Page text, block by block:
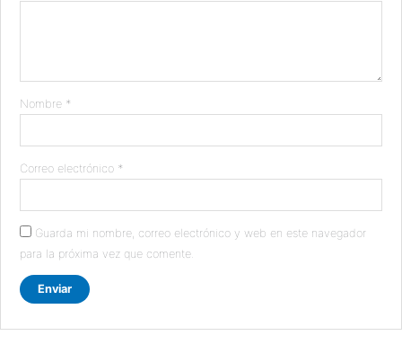
Nombre *
Correo electrónico *
Guarda mi nombre, correo electrónico y web en este navegador
para la próxima vez que comente.